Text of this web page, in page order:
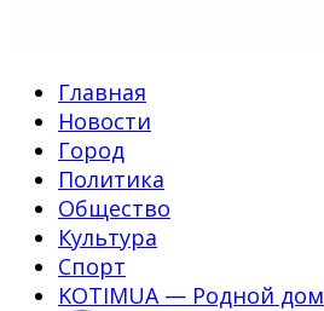
Главная
Новости
Город
Политика
Общество
Культура
Спорт
KOTIMUA — Родной дом